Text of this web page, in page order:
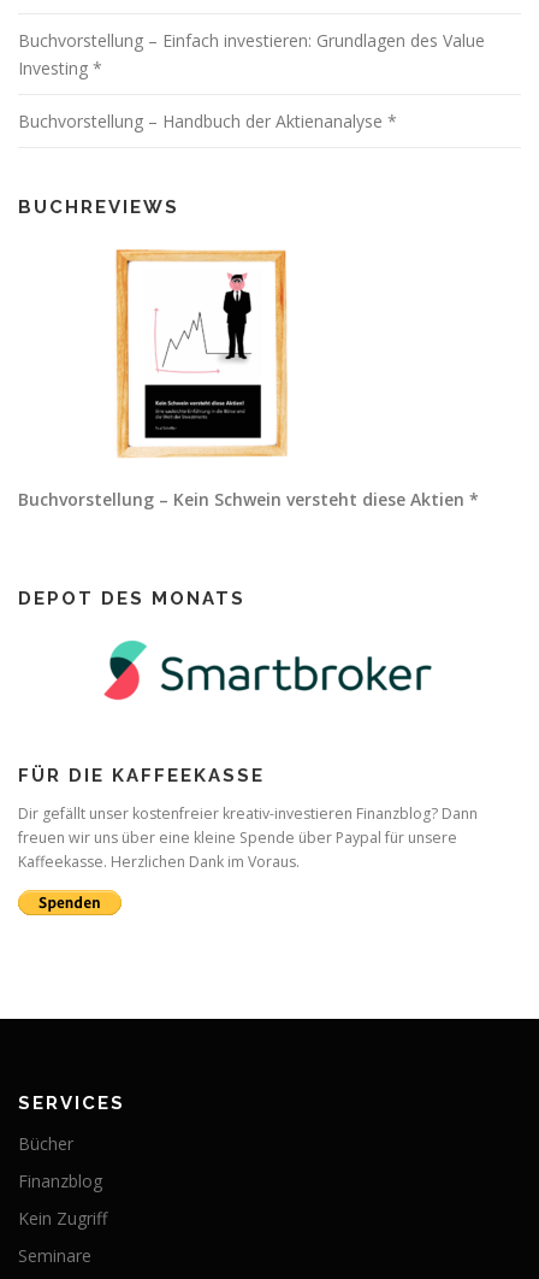
Buchvorstellung – Einfach investieren: Grundlagen des Value
Investing *
Buchvorstellung – Handbuch der Aktienanalyse *
BUCHREVIEWS
Buchvorstellung – Kein Schwein versteht diese Aktien *
DEPOT DES MONATS
FÜR DIE KAFFEEKASSE
Dir gefällt unser kostenfreier kreativ-investieren Finanzblog? Dann
freuen wir uns über eine kleine Spende über Paypal für unsere
Kaffeekasse. Herzlichen Dank im Voraus.
SERVICES
Bücher
Finanzblog
Kein Zugriff
Seminare